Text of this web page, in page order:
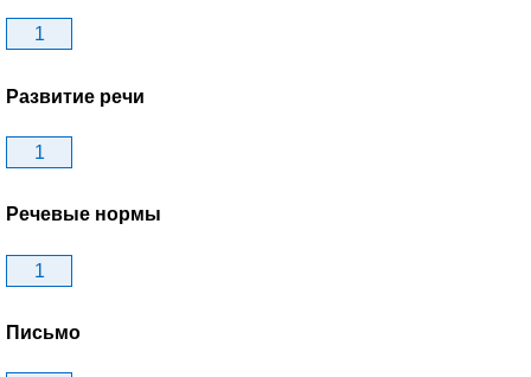
1
Развитие речи
1
Речевые нормы
1
Письмо